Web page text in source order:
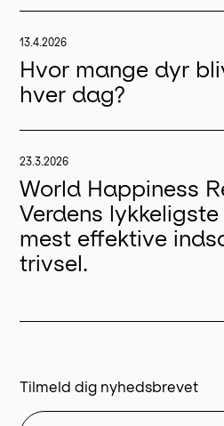
13.4.2026
Hvor mange dyr
hver dag?
23.3.2026
World Happiness
Verdens
mest effektive
trivsel.
Tilmeld dig nyhedsbrevet